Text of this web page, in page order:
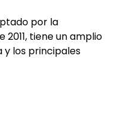
por la
tiene un amplio
y los principales